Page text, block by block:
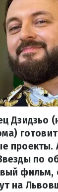
Дзидзьо
проекты.
по
фильм,
на